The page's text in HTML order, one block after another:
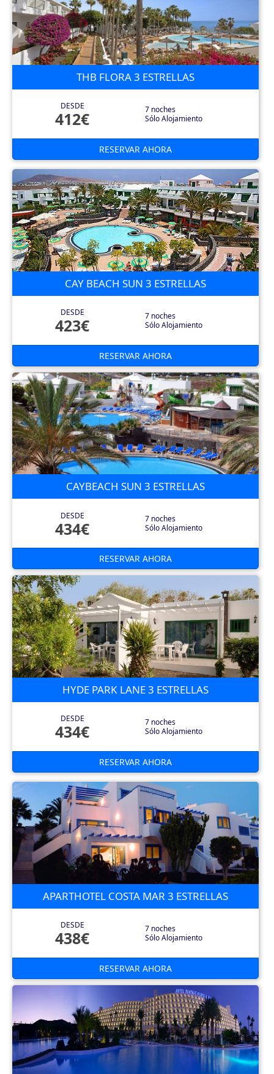
THB FLORA 3 ESTRELLAS
DESDE
412€
7 noches
Sólo Alojamiento
RESERVAR AHORA
CAY BEACH SUN 3 ESTRELLAS
DESDE
423€
7 noches
Sólo Alojamiento
RESERVAR AHORA
CAYBEACH SUN 3 ESTRELLAS
DESDE
434€
7 noches
Sólo Alojamiento
RESERVAR AHORA
HYDE PARK LANE 3 ESTRELLAS
DESDE
434€
7 noches
Sólo Alojamiento
RESERVAR AHORA
APARTHOTEL COSTA MAR 3 ESTRELLAS
DESDE
438€
7 noches
Sólo Alojamiento
RESERVAR AHORA